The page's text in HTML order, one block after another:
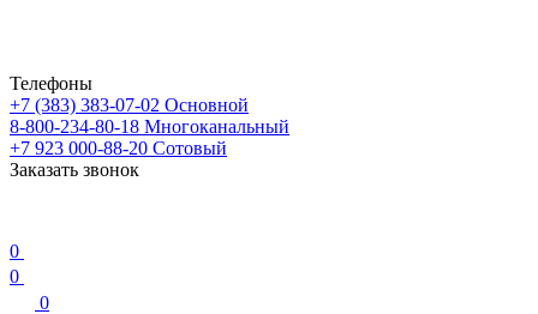
Телефоны
+7 (383) 383-07-02 Основной
8-800-234-80-18 Многоканальный
+7 923 000-88-20 Сотовый
Заказать звонок
0
0
0